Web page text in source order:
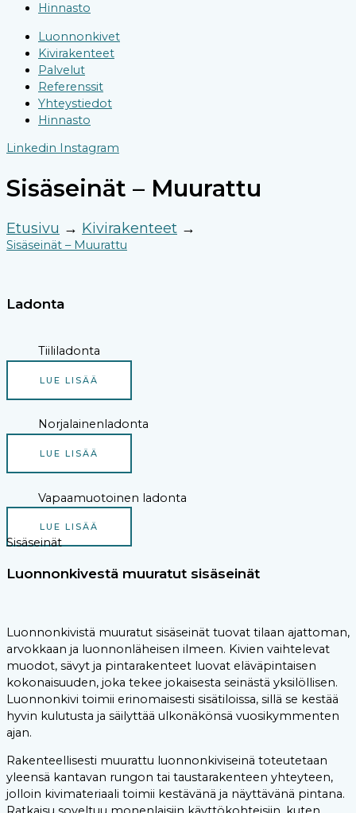
Hinnasto
Luonnonkivet
Kivirakenteet
Palvelut
Referenssit
Yhteystiedot
Hinnasto
Linkedin
Instagram
Sisäseinät – Muurattu
Etusivu → Kivirakenteet →
Sisäseinät – Muurattu
Ladonta
Tiililadonta
LUE LISÄÄ
Norjalainenladonta
LUE LISÄÄ
Vapaamuotoinen ladonta
LUE LISÄÄ
Sisäseinät
Luonnonkivestä muuratut sisäseinät
Luonnonkivistä muuratut sisäseinät tuovat tilaan ajattoman,
arvokkaan ja luonnonläheisen ilmeen. Kivien vaihtelevat
muodot, sävyt ja pintarakenteet luovat eläväpintaisen
kokonaisuuden, joka tekee jokaisesta seinästä yksilöllisen.
Luonnonkivi toimii erinomaisesti sisätiloissa, sillä se kestää
hyvin kulutusta ja säilyttää ulkonäkönsä vuosikymmenten
ajan.
Rakenteellisesti muurattu luonnonkiviseinä toteutetaan
yleensä kantavan rungon tai taustarakenteen yhteyteen,
jolloin kivimateriaali toimii kestävänä ja näyttävänä pintana.